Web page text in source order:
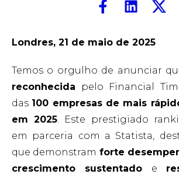
Londres, 21 de maio de 2025
Temos o orgulho de anunciar
reconhecida pelo Financial
das 100 empresas de mais
em 2025
Este prestigiado
em parceria com a Statista,
que demonstram forte
crescimento sustentado e